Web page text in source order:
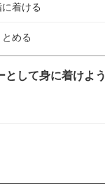
着ける
める
として身に着けよう